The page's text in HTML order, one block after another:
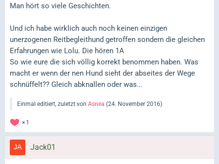
Man hört so viele Geschichten.
Und ich habe wirklich auch noch keinen einzigen
unerzogenen Reitbegleithund getroffen sondern die gleichen
Erfahrungen wie Lolu. Die hören 1A
So wie eure die sich völlig korrekt benommen haben. Was
macht er wenn der nen Hund sieht der abseites der Wege
schnüffelt?? Gleich abknallen oder was...
Einmal editiert, zuletzt von Asnea (24. November 2016)
1
Jack01